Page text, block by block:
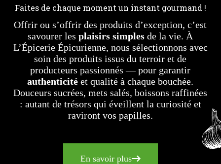
Faites de chaque moment un instant gourmand !
Offrir ou s’offrir des produits d’exception, c’est
savourer lesplaisirs simples de la vie. À
L’Épicerie Épicurienne, nous sélectionnons avec
soin des produits issus du terroir et de
producteurs passionnés — pour garantir
authenticité et qualité à chaque bouchée.
Douceurs sucrées, mets salés, boissons raffinées
: autant de trésors qui éveillent la curiosité et
raviront vos papilles.
En savoir plus